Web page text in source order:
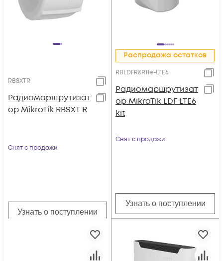
RBSXTR
Радиомаршрутизат
ор MikroTik RBSXT R
Снят с продажи
Узнать о поступлении
Распродажа остатков
RBLDFR&R11e-LTE6
Радиомаршрутизат
ор MikroTik LDF LTE6
kit
Снят с продажи
Узнать о поступлении